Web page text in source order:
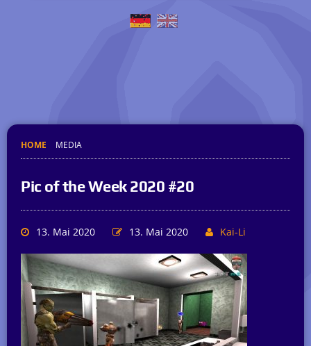
HOME MEDIA
Pic of the Week 2020 #20
13. Mai 2020 13. Mai 2020 Kai-Li